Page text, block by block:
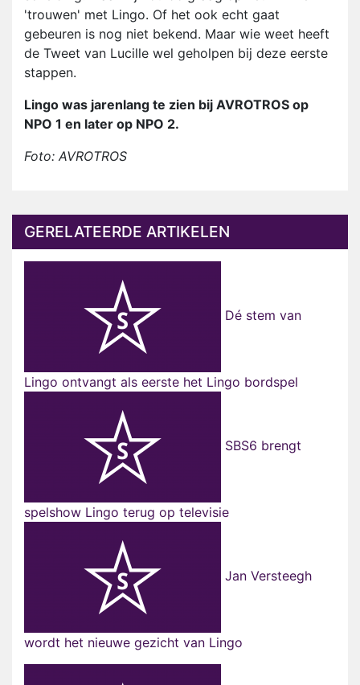
'trouwen' met Lingo. Of het ook echt gaat
gebeuren is nog niet bekend. Maar wie weet heeft
de Tweet van Lucille wel geholpen bij deze eerste
stappen.
Lingo was jarenlang te zien bij AVROTROS op
NPO 1 en later op NPO 2.
Foto: AVROTROS
GERELATEERDE ARTIKELEN
Dé stem van
Lingo ontvangt als eerste het Lingo bordspel
SBS6 brengt
spelshow Lingo terug op televisie
Jan Versteegh
wordt het nieuwe gezicht van Lingo